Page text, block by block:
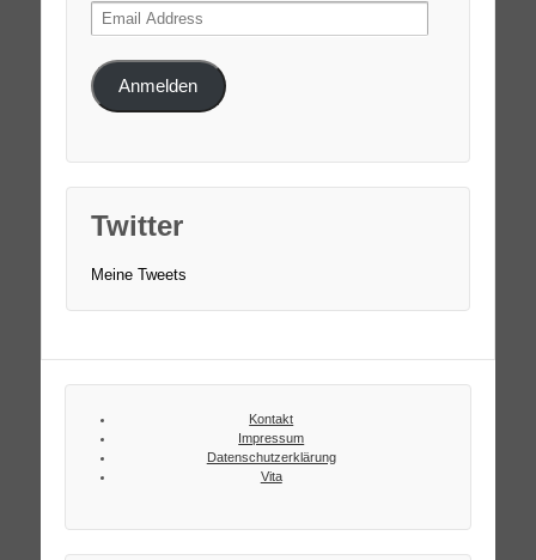
Email
Address
Anmelden
Twitter
Meine Tweets
Kontakt
Impressum
Datenschutzerklärung
Vita